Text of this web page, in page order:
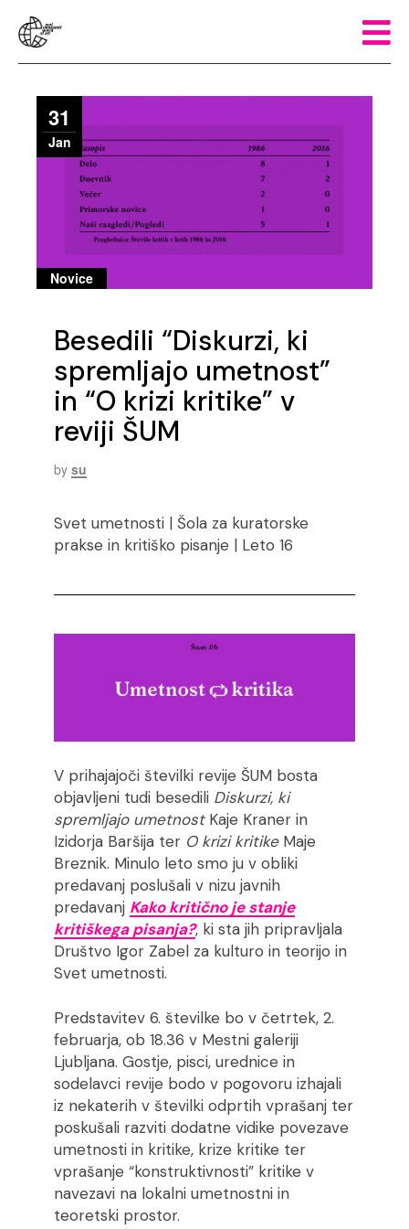
31
Jan
Novice
Besedili “Diskurzi, ki
spremljajo umetnost”
in “O krizi kritike” v
reviji ŠUM
by su
Svet umetnosti | Šola za kuratorske
prakse in kritiško pisanje | Leto 16
V prihajajoči številki revije ŠUM bosta
objavljeni tudi besedili Diskurzi, ki
spremljajo umetnost Kaje Kraner in
Izidorja Baršija ter O krizi kritikeMaje
Breznik. Minulo leto smo ju v obliki
predavanj poslušali v nizu javnih
predavanj Kako kritično je stanje
kritiškega pisanja?, ki sta jih pripravljala
Društvo Igor Zabel za kulturo in teorijo in
Svet umetnosti.
Predstavitev 6. številke bo v četrtek, 2.
februarja, ob 18.36 v Mestni galeriji
Ljubljana. Gostje, pisci, urednice in
sodelavci revije bodo v pogovoru izhajali
iz nekaterih v številki odprtih vprašanj ter
poskušali razviti dodatne vidike povezave
umetnosti in kritike, krize kritike ter
vprašanje “konstruktivnosti” kritike v
navezavi na lokalni umetnostni in
teoretski prostor.